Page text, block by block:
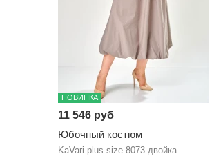
НОВИНКА
11 546 руб
Юбочный костюм
KaVari plus size 8073 двойка